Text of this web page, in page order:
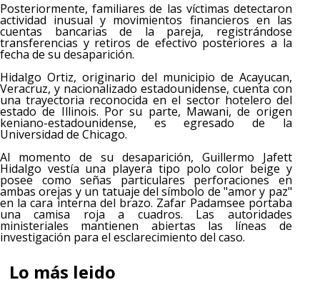
Posteriormente, familiares de las víctimas detectaron
actividad inusual y movimientos financieros en las
cuentas bancarias de la pareja, registrándose
transferencias y retiros de efectivo posteriores a la
fecha de su desaparición.
Hidalgo Ortiz, originario del municipio de Acayucan,
Veracruz, y nacionalizado estadounidense, cuenta con
una trayectoria reconocida en el sector hotelero del
estado de Illinois. Por su parte, Mawani, de origen
keniano-estadounidense, es egresado de la
Universidad de Chicago.
Al momento de su desaparición, Guillermo Jafett
Hidalgo vestía una playera tipo polo color beige y
posee como señas particulares perforaciones en
ambas orejas y un tatuaje del símbolo de "amor y paz"
en la cara interna del brazo. Zafar Padamsee portaba
una camisa roja a cuadros. Las autoridades
ministeriales mantienen abiertas las líneas de
investigación para el esclarecimiento del caso.
Lo más leido